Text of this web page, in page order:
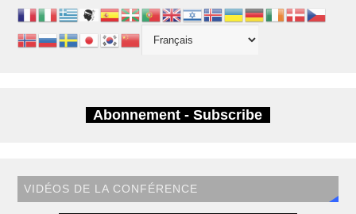
Abonnement - Subscribe
VIDÉOS DE LA CONFÉRENCE